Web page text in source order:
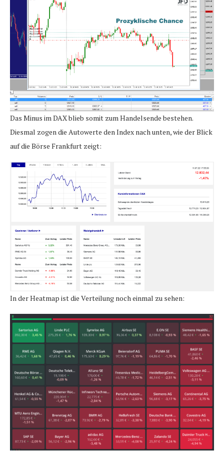
Das Minus im DAX blieb somit zum Handelsende bestehen.
Diesmal zogen die Autowerte den Index nach unten, wie der Blick
auf die Börse Frankfurt zeigt:
In der Heatmap ist die Verteilung noch einmal zu sehen: